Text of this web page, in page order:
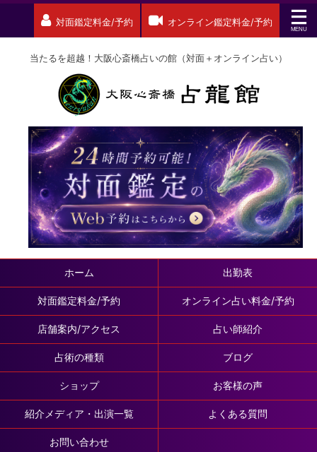
対面鑑定料金/予約 オンライン鑑定料金/予約
当たるを超越！大阪心斎橋占いの館（対面＋オンライン占い）
ホーム 出勤表
対面鑑定料金/予約 オンライン占い料金/予約
店舗案内/アクセス 占い師紹介
占術の種類 ブログ
ショップ お客様の声
紹介メディア・出演一覧 よくある質問
お問い合わせ